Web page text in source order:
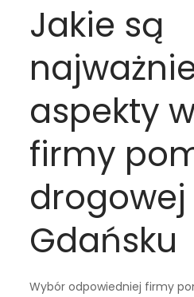
Jakie są
aspekty
firmy
drogowej
Gdańsku
Wybór odpowiedniej firmy